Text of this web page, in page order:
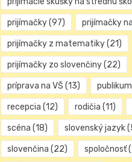
prijímačky(97) prijímačky
prijímačky z matematiky(21)
prijímačky zo slovenčiny(22)
príprava na VŠ (13) publikum
recepcia (12) rodičia (11)
scéna (18) slovenský jazyk
slovenčina (22) spoločnosť